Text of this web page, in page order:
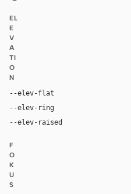
EL
E
V
A
TI
O
N
--elev-flat
--elev-ring
--elev-raised
F
O
K
U
S